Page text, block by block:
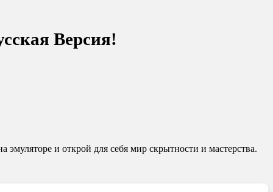
Версия!
и открой для себя мир скрытности и мастерства.